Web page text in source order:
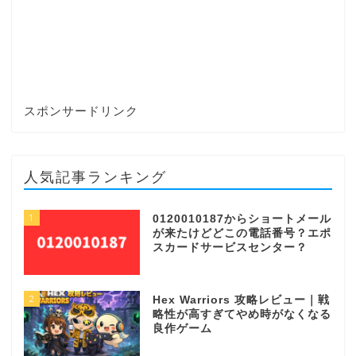
スポンサードリンク
人気記事ランキング
1
0120010187からショートメール
が来たけどどこの電話番号？エポ
スカードサービスセンター？
2
Hex Warriors 攻略レビュー｜戦
略性が高すぎてやめ時がなくなる
良作ゲーム